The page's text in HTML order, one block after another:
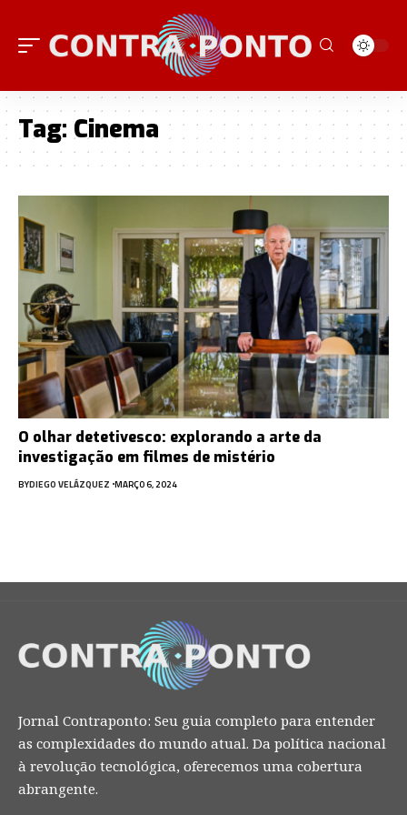
Tag: Cinema
O olhar detetivesco: explorando a arte da
investigação em filmes de mistério
BYDIEGO VELÁZQUEZ MARÇO 6, 2024
Jornal Contraponto: Seu guia completo para entender
as complexidades do mundo atual. Da política nacional
à revolução tecnológica, oferecemos uma cobertura
abrangente.